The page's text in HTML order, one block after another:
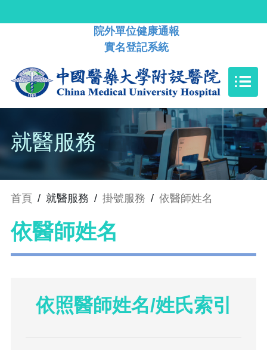
院外單位健康通報
實名登記系統
就醫服務
首頁 / 就醫服務 / 掛號服務 / 依醫師姓名
依醫師姓名
依照醫師姓名/姓氏索引